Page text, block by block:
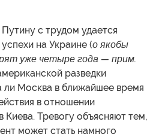
с трудом удается
на Украине (о якобы
уже четыре года — прим.
разведки
ли Москва в ближайшее время
в отношении
Киева. Тревогу объясняют тем,
может стать намного